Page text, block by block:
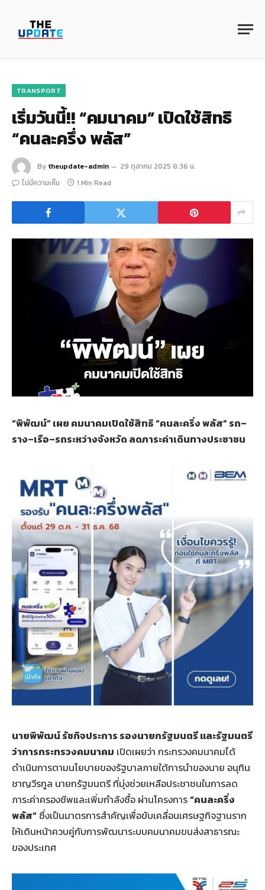
TRANSPORT
เริ่มวันนี้!! “คมนาคม” เปิดใช้สิทธิ
“คนละครึ่ง พลัส”
By theupdate-admin
29 ตุลาคม 2025 8:36 น.
ไม่มีความเห็น
1 Min Read
“พิพัฒน์” เผย คมนาคมเปิดใช้สิทธิ “คนละครึ่ง พลัส” รถ–
ราง–เรือ–รถระหว่างจังหวัด ลดภาระค่าเดินทางประชาชน
นายพิพัฒน์ รัชกิจประการ รองนายกรัฐมนตรี และรัฐมนตรี
ว่าการกระทรวงคมนาคม เปิดเผยว่า กระทรวงคมนาคมได้
ดำเนินการตามนโยบายของรัฐบาลภายใต้การนำของนาย อนุทิน
ชาญวีรกูล นายกรัฐมนตรี ที่มุ่งช่วยเหลือประชาชนในการลด
ภาระค่าครองชีพและเพิ่มกำลังซื้อ ผ่านโครงการ“คนละครึ่ง
พลัส” ซึ่งเป็นมาตรการสำคัญเพื่อขับเคลื่อนเศรษฐกิจฐานราก
ให้เดินหน้าควบคู่กับการพัฒนาระบบคมนาคมขนส่งสาธารณะ
ของประเทศ